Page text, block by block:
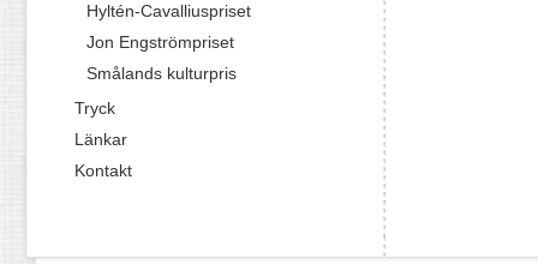
Hyltén-Cavalliuspriset
Jon Engströmpriset
Smålands kulturpris
Tryck
Länkar
Kontakt